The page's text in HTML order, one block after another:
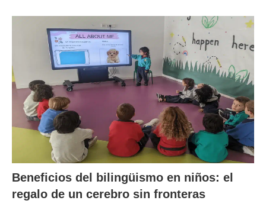
Beneficios del bilingüismo en niños: el
regalo de un cerebro sin fronteras